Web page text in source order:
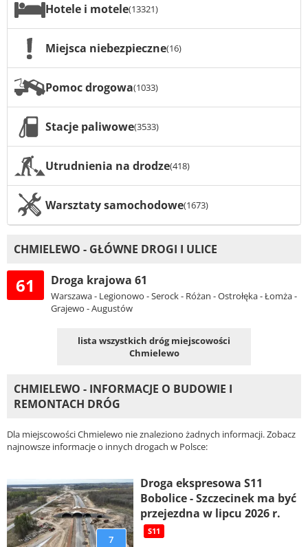
Hotele i motele(13321)
Miejsca niebezpieczne(16)
Pomoc drogowa(1033)
Stacje paliwowe(3533)
Utrudnienia na drodze(418)
Warsztaty samochodowe(1673)
CHMIELEWO - GŁÓWNE DROGI I ULICE
61 Droga krajowa 61
Warszawa - Legionowo - Serock - Różan - Ostrołęka - Łomża -
Grajewo - Augustów
lista wszystkich dróg miejscowości
Chmielewo
CHMIELEWO - INFORMACJE O BUDOWIE I
REMONTACH DRÓG
Dla miejscowości Chmielewo nie znaleziono żadnych informacji. Zobacz
najnowsze informacje o innych drogach w Polsce:
7
Droga ekspresowa S11
Bobolice - Szczecinek ma być
przejezdna w lipcu 2026 r.
S11